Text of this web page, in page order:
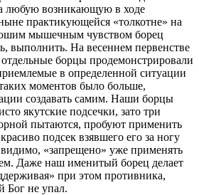
любую возникающую в ходе
практикующейся «толкотне» на
мышечным чувством борец
выполнить. На весеннем первенстве
борцы продемонстрировали
в определенной ситуации
моментов было больше,
создавать самим. Наши борцы
якутские подсечки, зато три
пытаются, пробуют применить
подсек взявшего его за ногу
«запрещено» уже применять
Даже наш именитый борец делает
при этом противника,
Бог не упал.